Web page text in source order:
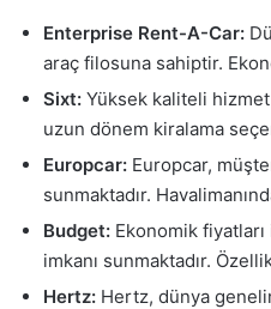
Enterprise Rent-A-Car:
araç filosuna sahiptir.
Sixt: Yüksek kaliteli hizmet
uzun dönem kiralama
Europcar: Europcar,
sunmaktadır.
Budget: Ekonomik
imkanı sunmaktadır.
Hertz: Hertz, dünya